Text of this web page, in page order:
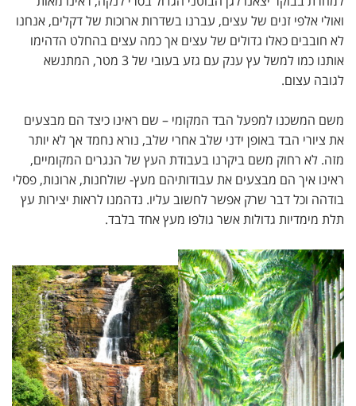
ואולי אלפי זנים של עצים, עברנו בשדרות ארוכות של דקלים, אנחנו
לא חובבים כאלו גדולים של עצים אך כמה עצים בהחלט הדהימו
אותנו כמו למשל עץ ענק עם גזע בעובי של 3 מטר, המתנשא
לגובה עצום.
משם המשכנו למפעל הבד המקומי – שם ראינו כיצד הם מבצעים
את ציורי הבד באופן ידני שלב אחרי שלב, נורא נחמד אך לא יותר
מזה. לא רחוק משם ביקרנו בעבודת העץ של הנגרים המקומיים,
ראינו איך הם מבצעים את עבודותיהם מעץ- שולחנות, ארונות, פסלי
בודהה וכל דבר שרק אפשר לחשוב עליו. נדהמנו לראות יצירות עץ
תלת מימדיות גדולות אשר גולפו מעץ אחד בלבד.